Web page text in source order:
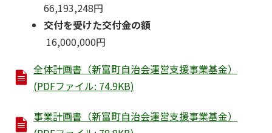
66,193,248円
交付を受けた交付金の額
16,000,000円
全体計画書（新富町自治会運営支援事業基金）
(PDFファイル: 74.9KB)
事業計画書（新富町自治会運営支援事業基金）